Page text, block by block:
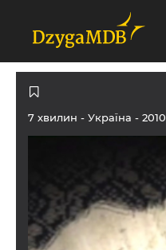
7 хвилин - Україна - 2010